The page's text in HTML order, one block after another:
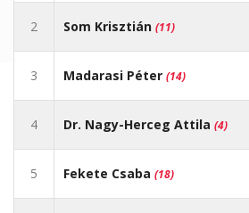
2 Som Krisztián (11)
3 Madarasi Péter (14)
4 Dr. Nagy-Herceg Attila (4)
5 Fekete Csaba (18)